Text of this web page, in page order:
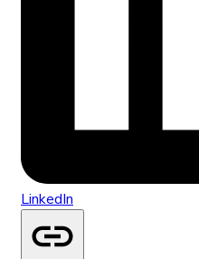
LinkedIn